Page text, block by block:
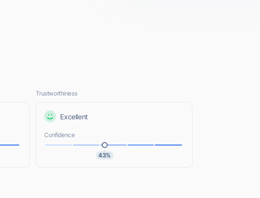
Trustworthiness
Excellent
Confidence
43%